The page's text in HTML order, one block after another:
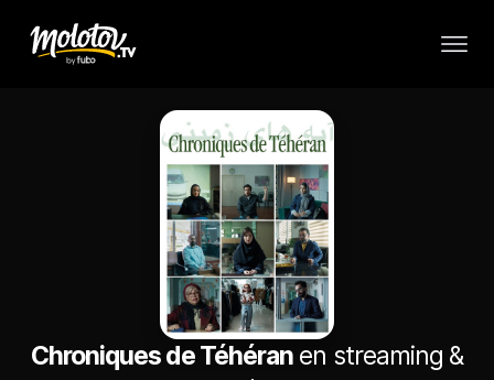
Chroniques de Téhéran en streaming &